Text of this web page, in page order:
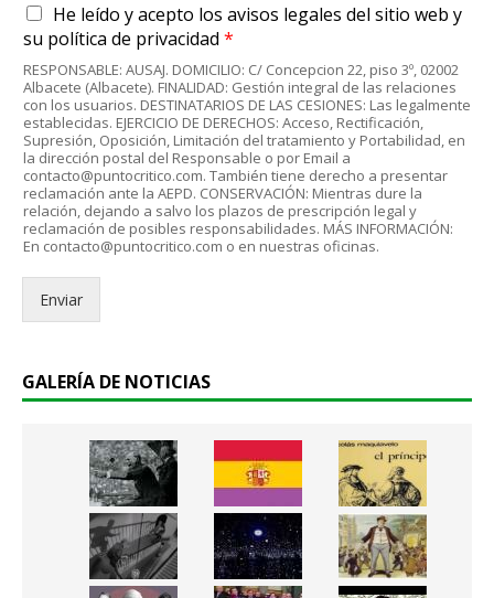
r
e
o
e
l
e
c
t
r
ó
n
i
c
.
A
c
e
r
d
o
R
G
P
D
*
He leído y acepto los avisos legales del sitio web y
su política de privacidad *
RESPONSABLE: AUSAJ. DOMICILIO: C/ Concepcion 22, piso 3º, 02002
Albacete (Albacete). FINALIDAD: Gestión integral de las relaciones
con los usuarios. DESTINATARIOS DE LAS CESIONES: Las legalmente
establecidas. EJERCICIO DE DERECHOS: Acceso, Rectificación,
Supresión, Oposición, Limitación del tratamiento y Portabilidad, en
la dirección postal del Responsable o por Email a
contacto@puntocritico.com. También tiene derecho a presentar
reclamación ante la AEPD. CONSERVACIÓN: Mientras dure la
relación, dejando a salvo los plazos de prescripción legal y
reclamación de posibles responsabilidades. MÁS INFORMACIÓN:
En contacto@puntocritico.com o en nuestras oficinas.
Enviar
GALERÍA DE NOTICIAS